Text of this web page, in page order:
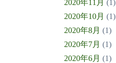
2020年11月 (1)
2020年10月 (1)
2020年8月 (1)
2020年7月 (1)
2020年6月 (1)